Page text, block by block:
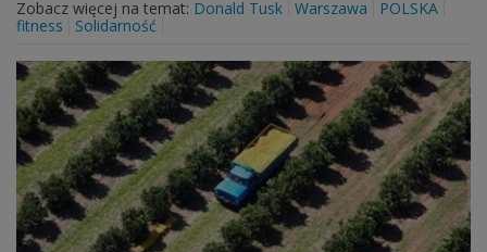
Zobacz więcej na temat: Donald Tusk Warszawa
POLSKA
fitness
Solidarność